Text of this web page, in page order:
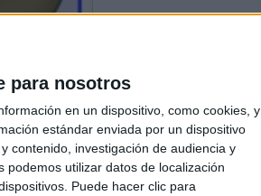
para nosotros
en un dispositivo, como cookies, y
estándar enviada por un dispositivo
contenido, investigación de audiencia y
utilizar datos de localización
Puede hacer clic para